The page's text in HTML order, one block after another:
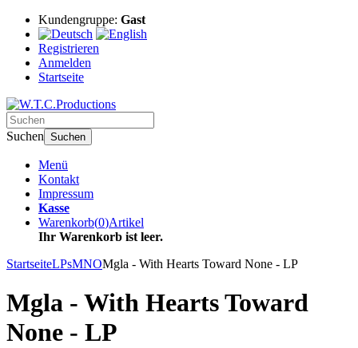
Kundengruppe: Gast
Registrieren
Anmelden
Startseite
Suchen Suchen
Menü
Kontakt
Impressum
Kasse
Warenkorb(0)Artikel
Ihr Warenkorb ist leer.
StartseiteLPsMNOMgla - With Hearts Toward None - LP
Mgla - With Hearts Toward
None - LP